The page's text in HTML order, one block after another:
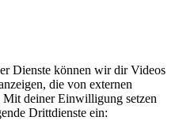
Dienste können wir dir Videos
die von externen
Mit deiner Einwilligung setzen
Drittdienste ein: